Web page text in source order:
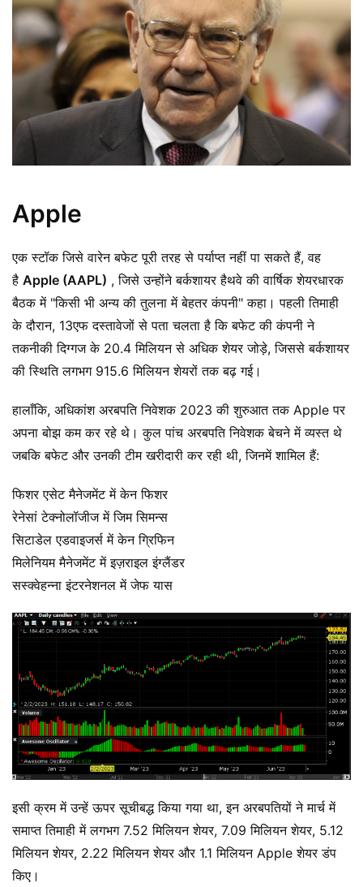
Apple
एक स्टॉक जिसे वारेन बफेट पूरी तरह से पर्याप्त नहीं पा सकते हैं, वह
है Apple (AAPL) , जिसे उन्होंने बर्कशायर हैथवे की वार्षिक शेयरधारक
बैठक में "किसी भी अन्य की तुलना में बेहतर कंपनी" कहा। पहली तिमाही
के दौरान, 13एफ दस्तावेजों से पता चलता है कि बफेट की कंपनी ने
तकनीकी दिग्गज के 20.4 मिलियन से अधिक शेयर जोड़े, जिससे बर्कशायर
की स्थिति लगभग 915.6 मिलियन शेयरों तक बढ़ गई।
हालाँकि, अधिकांश अरबपति निवेशक 2023 की शुरुआत तक Apple पर
अपना बोझ कम कर रहे थे। कुल पांच अरबपति निवेशक बेचने में व्यस्त थे
जबकि बफेट और उनकी टीम खरीदारी कर रही थी, जिनमें शामिल हैं:
फिशर एसेट मैनेजमेंट में केन फिशर
रेनेसां टेक्नोलॉजीज में जिम सिमन्स
सिटाडेल एडवाइजर्स में केन ग्रिफिन
मिलेनियम मैनेजमेंट में इज़राइल इंग्लैंडर
सस्क्वेहन्ना इंटरनेशनल में जेफ यास
इसी क्रम में उन्हें ऊपर सूचीबद्ध किया गया था, इन अरबपतियों ने मार्च में
समाप्त तिमाही में लगभग 7.52 मिलियन शेयर, 7.09 मिलियन शेयर, 5.12
मिलियन शेयर, 2.22 मिलियन शेयर और 1.1 मिलियन Apple शेयर डंप
किए।